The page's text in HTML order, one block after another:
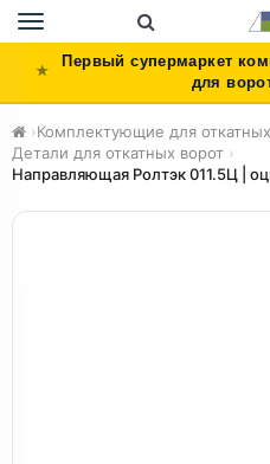
Toggle
navigation
Первый супермаркет
для
›Комплектующие для
Детали для откатных ворот ›
Направляющая Ролтэк 011.5Ц |